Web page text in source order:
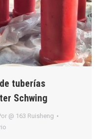
tuberías
Schwing
@ 163 Ruisheng